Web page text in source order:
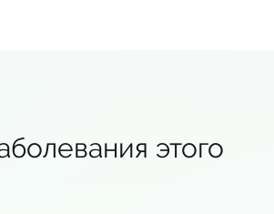
этого